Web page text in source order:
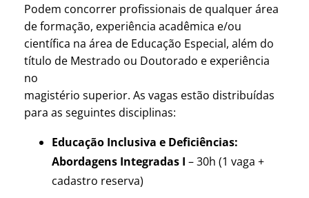
Podem concorrer profissionais de qualquer área
de formação, experiência acadêmica e/ou
científica na área de Educação Especial, além do
título de Mestrado ou Doutorado e experiência
no
magistério superior. As vagas estão distribuídas
para as seguintes disciplinas:
Educação Inclusiva e Deficiências:
Abordagens Integradas I – 30h (1 vaga +
cadastro reserva)